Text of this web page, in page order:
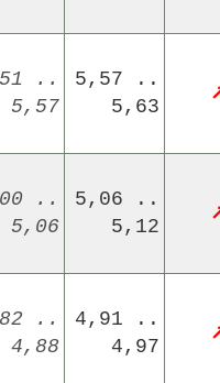
..
5,57
5,57 ..
5,63
..
5,06
5,06 ..
5,12
..
4,88
4,91 ..
4,97